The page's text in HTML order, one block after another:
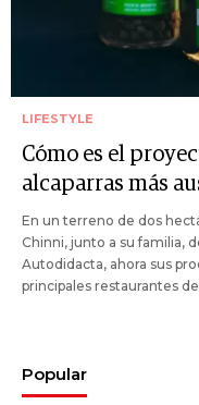
LIFESTYLE
Cómo es el
alcaparras más
En un terreno de dos
Chinni, junto a su familia,
Autodidacta, ahora sus
principales restaurantes
Popular